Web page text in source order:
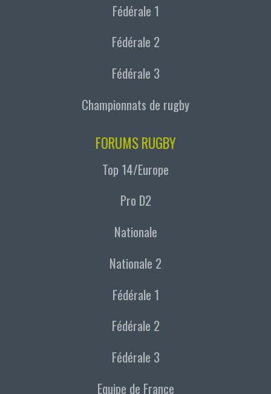
Fédérale 1
Fédérale 2
Fédérale 3
Championnats de rugby
FORUMS RUGBY
Top 14/Europe
Pro D2
Nationale
Nationale 2
Fédérale 1
Fédérale 2
Fédérale 3
Equipe de France